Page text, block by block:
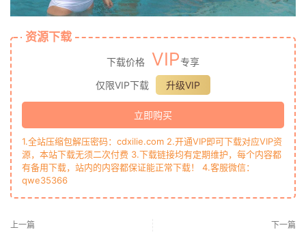
资源下载
下载价格 VIP专享
仅限VIP下载
升级VIP
立即购买
1.全站压缩包解压密码：cdxilie.com 2.开通VIP即可下载对应VIP资
源，本站下载无须二次付费 3.下载链接均有定期维护，每个内容都
有备用下载，站内的内容都保证能正常下载！ 4.客服微信：
qwe35366
上一篇 下一篇